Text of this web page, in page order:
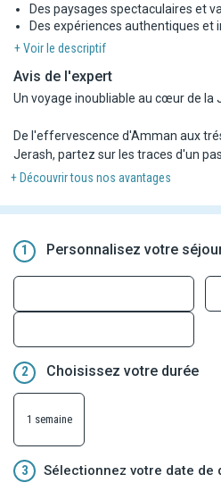
Des paysages spectaculaires et
Des expériences authentiques et
+ Voir le descriptif
Avis de l'expert
Un voyage inoubliable au cœur de la
De l'effervescence d'Amman aux
Jerash, partez sur les traces d'un
Madaba et ses mosaïques sacrées,
Vivez l'aventure du désert au Wadi
goûtez à l'expérience unique de
traditions, pour un souvenir gravé à
+ Découvrir tous nos avantages
1 Personnalisez votre
2 Choisissez votre durée
1 semaine
3 Sélectionnez votre date de